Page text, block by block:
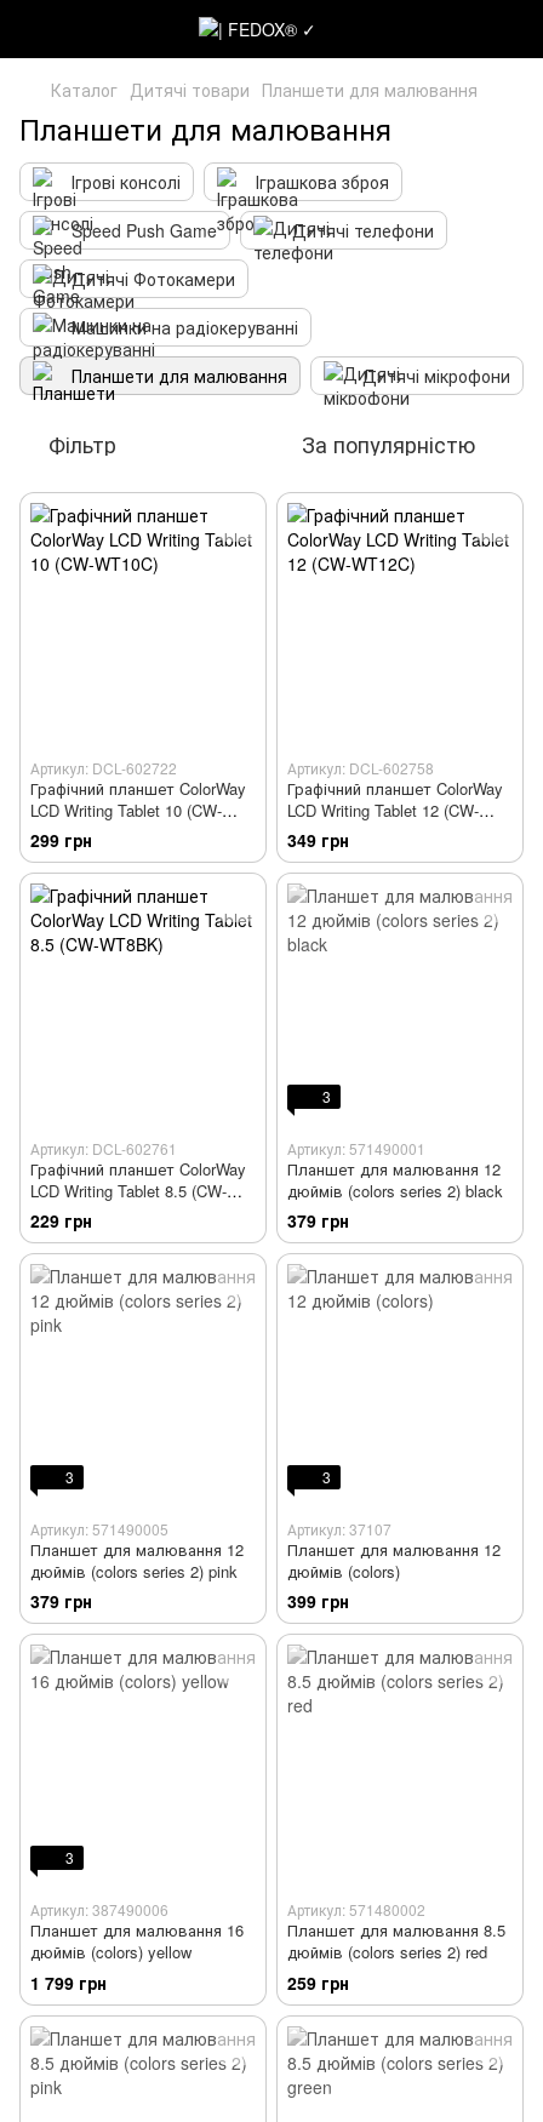
Каталог Дитячі товари Планшети для малювання
Планшети для малювання
Ігрові консолі
Іграшкова зброя
Speed Push Game
Дитячі телефони
Дитячі Фотокамери
Машинки на радіокеруванні
Планшети для малювання
Дитячі мікрофони
Фільтр За популярністю
Артикул: DCL-602722
Графічний планшет ColorWay
LCD Writing Tablet 10 (CW-
WT10C)
299 грн
Артикул: DCL-602758
Графічний планшет ColorWay
LCD Writing Tablet 12 (CW-
WT12C)
349 грн
Артикул: DCL-602761
Графічний планшет ColorWay
LCD Writing Tablet 8.5 (CW-
WT8BK)
229 грн
3
Артикул: 571490001
Планшет для малювання 12
дюймів (colors series 2) black
379 грн
3
Артикул: 571490005
Планшет для малювання 12
дюймів (colors series 2) pink
379 грн
3
Артикул: 37107
Планшет для малювання 12
дюймів (colors)
399 грн
3
Артикул: 387490006
Планшет для малювання 16
дюймів (colors) yellow
1 799 грн
Артикул: 571480002
Планшет для малювання 8.5
дюймів (colors series 2) red
259 грн